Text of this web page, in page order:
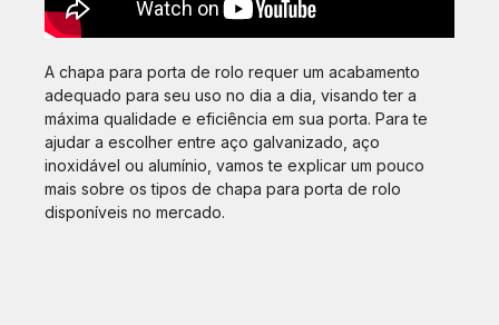
A chapa para porta de rolo requer um acabamento
adequado para seu uso no dia a dia, visando ter a
máxima qualidade e eficiência em sua porta. Para te
ajudar a escolher entre aço galvanizado, aço
inoxidável ou alumínio, vamos te explicar um pouco
mais sobre os tipos de chapa para porta de rolo
disponíveis no mercado.